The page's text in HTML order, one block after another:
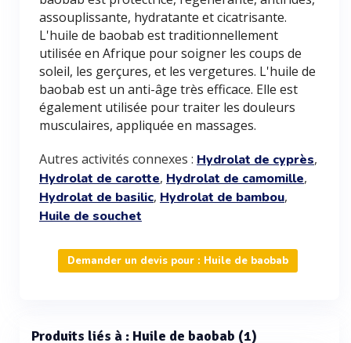
assouplissante, hydratante et cicatrisante.
L'huile de baobab est traditionnellement
utilisée en Afrique pour soigner les coups de
soleil, les gerçures, et les vergetures. L'huile de
baobab est un anti-âge très efficace. Elle est
également utilisée pour traiter les douleurs
musculaires, appliquée en massages.
Autres activités connexes : Hydrolat de cyprès,
Hydrolat de carotte, Hydrolat de camomille,
Hydrolat de basilic, Hydrolat de bambou,
Huile de souchet
Demander un devis pour : Huile de baobab
Produits liés à : Huile de baobab (1)